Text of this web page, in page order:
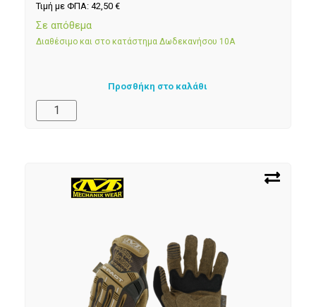
Τιμή με ΦΠΑ: 42,50 €
Σε απόθεμα
Διαθέσιμο και στο κατάστημα Δωδεκανήσου 10Α
Προσθήκη στο καλάθι